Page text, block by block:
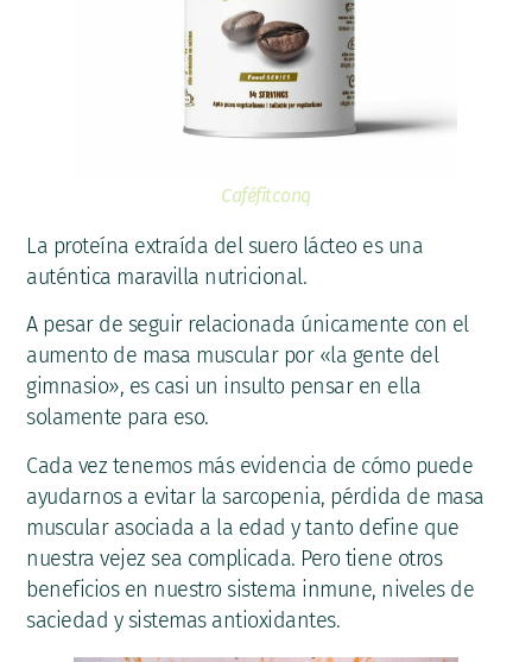
Caféfitconq
La proteína extraída del suero lácteo es una
auténtica maravilla nutricional.
A pesar de seguir relacionada únicamente con el
aumento de masa muscular por «la gente del
gimnasio», es casi un insulto pensar en ella
solamente para eso.
Cada vez tenemos más evidencia de cómo puede
ayudarnos a evitar la sarcopenia, pérdida de masa
muscular asociada a la edad y tanto define que
nuestra vejez sea complicada. Pero tiene otros
beneficios en nuestro sistema inmune, niveles de
saciedad y sistemas antioxidantes.